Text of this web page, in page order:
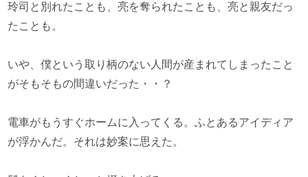
玲司と別れたことも、亮を奪られたことも、亮と親友だっ
たことも。
いや、僕という取り柄のない人間が産まれてしまったこと
がそもそもの間違いだった・・？
電車がもうすぐホームに入ってくる。ふとあるアイディア
が浮かんだ。それは妙案に思えた。